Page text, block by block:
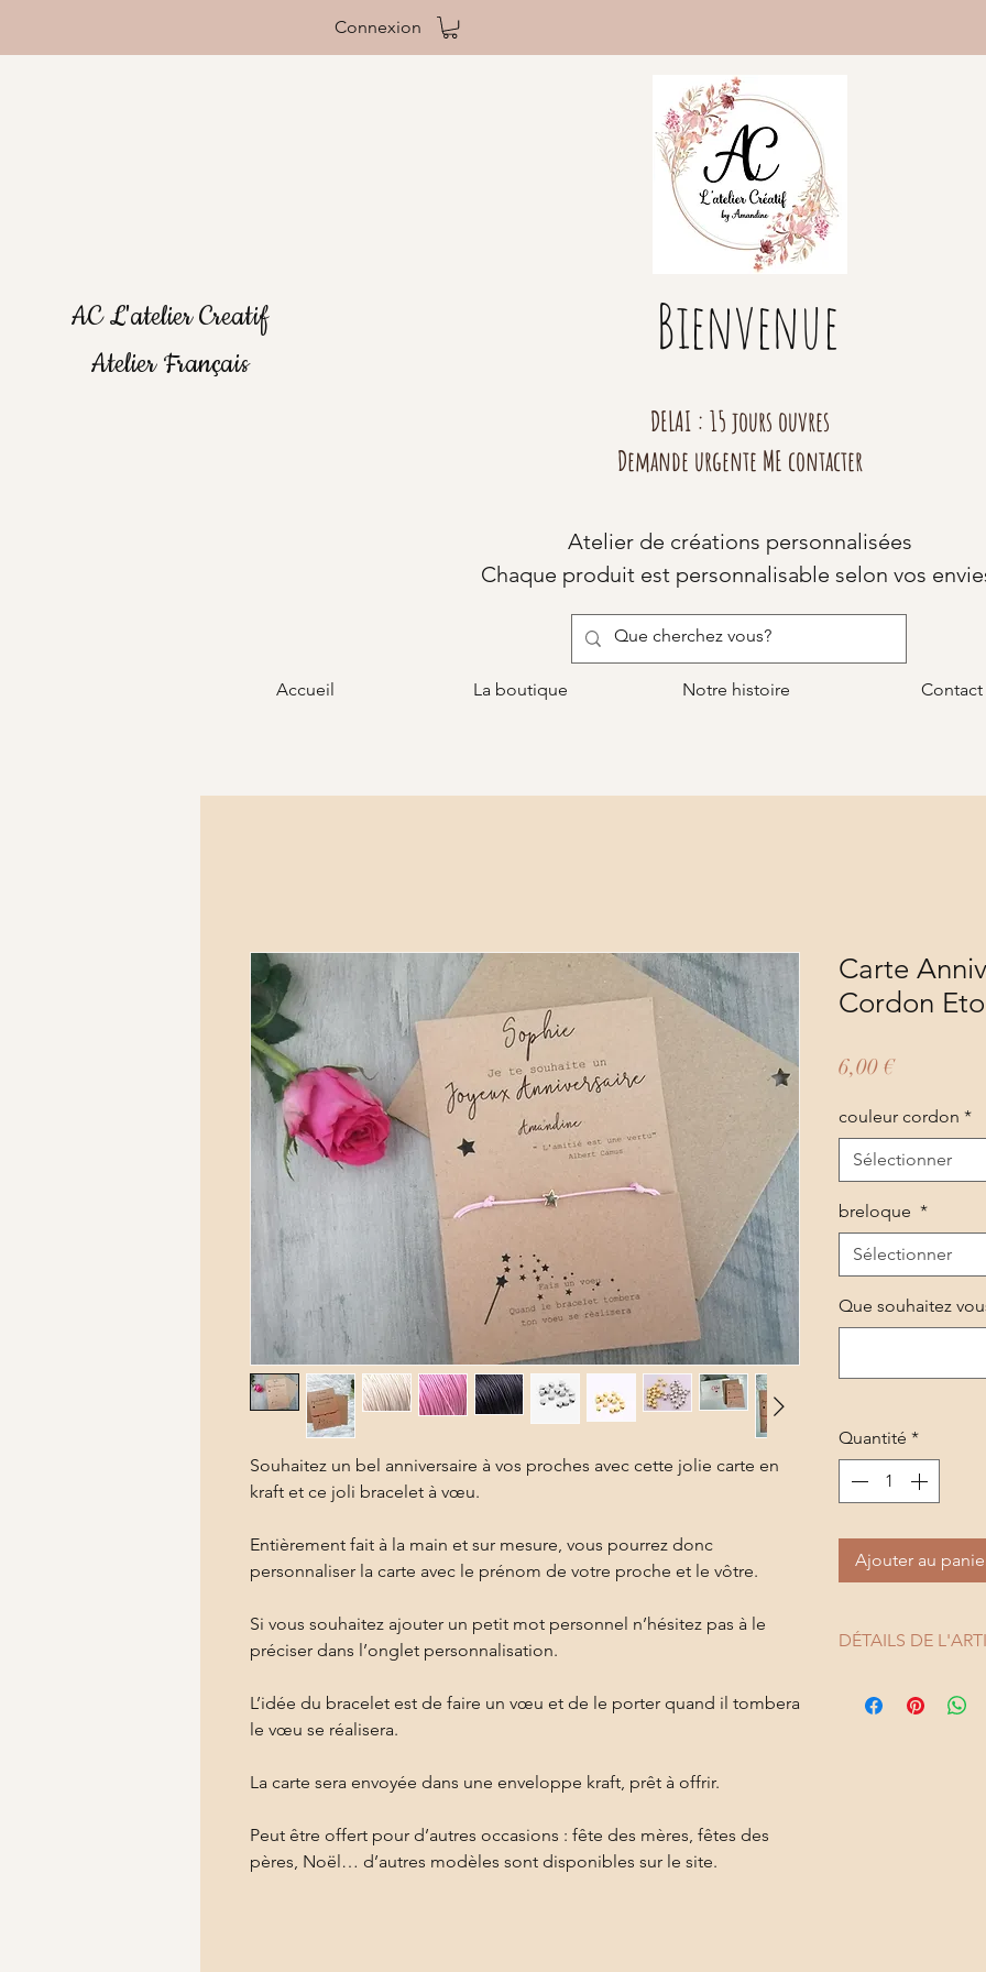
Connexion
Bienvenue
AC L'atelier Creatif
Atelier Français
DELAI : 15 jours ouvres
Demande urgente ME contacter
Atelier de créations personnalisées
Chaque produit est personnalisable selon vos
Accueil La boutique Notre histoire Contact
Souhaitez un bel anniversaire à vos proches avec cette jolie carte en
kraft et ce joli bracelet à vœu.
Entièrement fait à la main et sur mesure, vous pourrez donc
personnaliser la carte avec le prénom de votre proche et le vôtre.
Si vous souhaitez ajouter un petit mot personnel n’hésitez pas à le
préciser dans l’onglet personnalisation.
L’idée du bracelet est de faire un vœu et de le porter quand il tombera
le vœu se réalisera.
La carte sera envoyée dans une enveloppe kraft, prêt à offrir.
Peut être offert pour d’autres occasions : fête des mères, fêtes des
pères, Noël… d’autres modèles sont disponibles sur le site.
Carte
Cordon
6,00 €Prix
couleur cordon *
Sélectionner
breloque *
Sélectionner
Que souhaitez
Quantité *
Ajouter au
DÉTAILS DE
Enveloppe KRAFT